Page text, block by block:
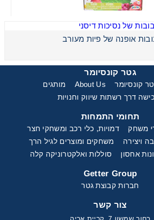
אופנה של פיות מעורב
גטר קונסיומר
קונסיומר About Us
מותגים
דרך רשתות שיווק וחנויות
תחומי התמחות
משחק
דמויות, כלי רכב ומשחקי חצר
ויצירה
משחקים ומוצרים לגיל הרך
אחסון
סוללות ואלקטרוניקה קלה
Getter Group
חברות קבוצת גטר
צור קשר